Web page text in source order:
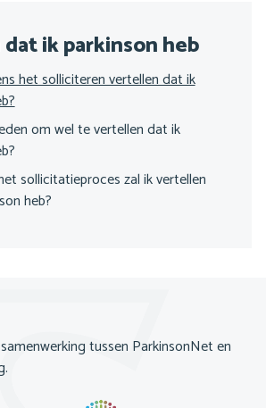
ik parkinson heb
het solliciteren vertellen dat ik
om wel te vertellen dat ik
sollicitatieproces zal ik vertellen
heb?
tussen ParkinsonNet en